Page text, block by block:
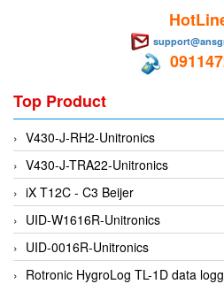
EMG
Emotron
ENCEL Vietnam
Endress+Hauser
Enensys Vietnam
Enerdoor
Enerpac
Top Product
V430-J-RH2-Unitronics
V430-J-TRA22-Unitronics
iX T12C - C3 Beijer
UID-W1616R-Unitronics
UID-0016R-Unitronics
Rotronic HygroLog TL-1D data